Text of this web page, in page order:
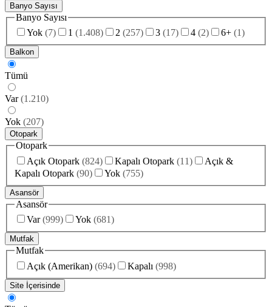
Banyo Sayısı
Banyo Sayısı
Yok (7) 1 (1.408) 2 (257) 3 (17) 4 (2) 6+ (1)
Balkon
Tümü
Var (1.210)
Yok (207)
Otopark
Otopark
Açık Otopark (824) Kapalı Otopark (11)
Açık &
Kapalı Otopark (90) Yok (755)
Asansör
Asansör
Var (999) Yok (681)
Mutfak
Mutfak
Açık (Amerikan) (694) Kapalı (998)
Site İçerisinde